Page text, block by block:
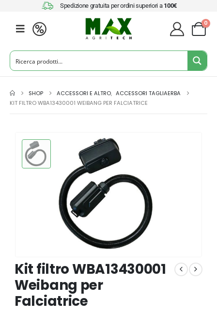
Spedizione gratuita per ordini superiori a 100€
0
SHOP ACCESSORI E ALTRO, ACCESSORI TAGLIAERBA
KIT FILTRO WBA13430001 WEIBANG PER FALCIATRICE
Kit filtro WBA13430001
Weibang per
Falciatrice